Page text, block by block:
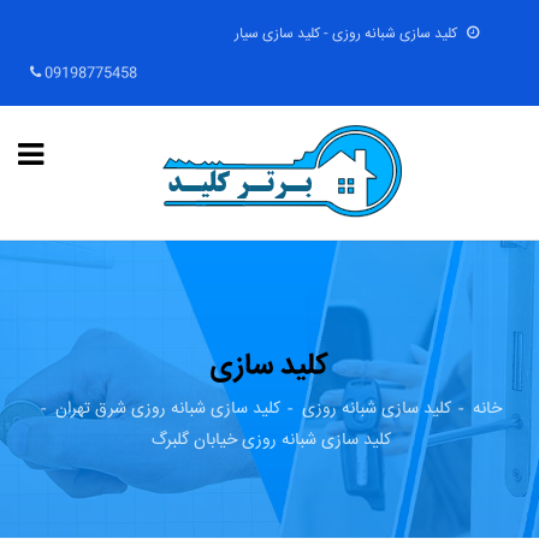
کلید سازی شبانه روزی - کلید سازی سیار
09198775458
کلید سازی
خانه کلید سازی شبانه روزی
کلید سازی شبانه روزی شرق تهران
کلید سازی شبانه روزی خیابان گلبرگ